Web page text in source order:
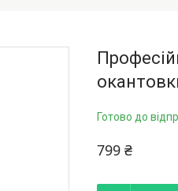
Готово до
799 ₴